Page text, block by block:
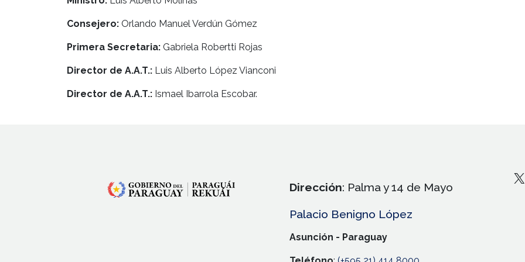
Consejero: Orlando Manuel Verdún Gómez
Primera Secretaria: Gabriela Robertti Rojas
Director de A.A.T.: Luis Alberto López Vianconi
Director de A.A.T.: Ismael Ibarrola Escobar.
Dirección: Palma y 14 de Mayo
Palacio Benigno López
Asunción - Paraguay
X